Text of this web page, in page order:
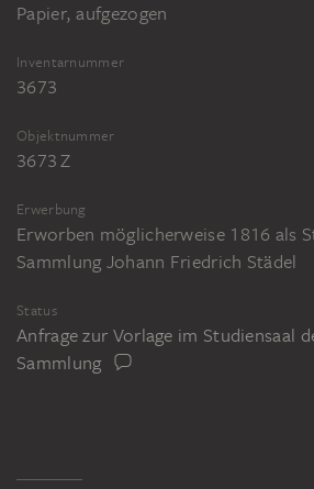
Papier, aufgezogen
Inventarnummer
3673
Objektnummer
3673 Z
Erwerbung
Erworben möglicherweise 1816 als
Sammlung Johann Friedrich Städel
Status
Anfrage zur Vorlage im Studiensaal
Sammlung